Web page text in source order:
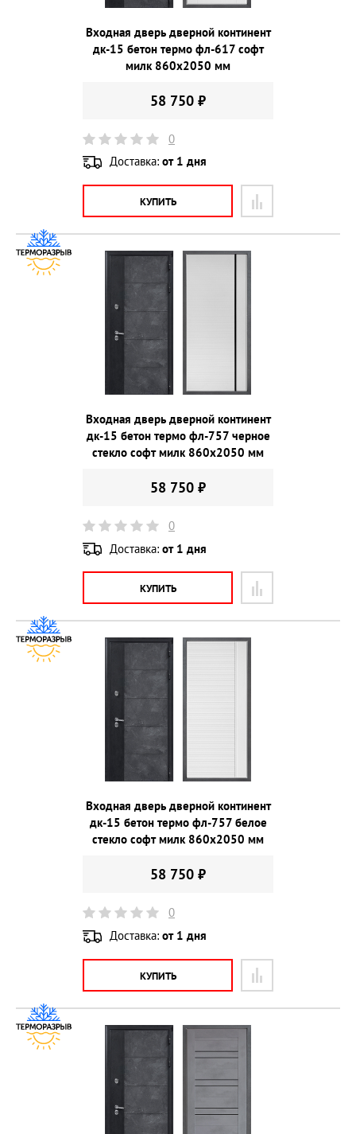
Входная дверь дверной континент
дк-15 бетон термо фл-617 софт
милк 860х2050 мм
58 750 ₽
0
Доставка: от 1 дня
КУПИТЬ
Входная дверь дверной континент
дк-15 бетон термо фл-757 черное
стекло софт милк 860х2050 мм
58 750 ₽
0
Доставка: от 1 дня
КУПИТЬ
Входная дверь дверной континент
дк-15 бетон термо фл-757 белое
стекло софт милк 860х2050 мм
58 750 ₽
0
Доставка: от 1 дня
КУПИТЬ